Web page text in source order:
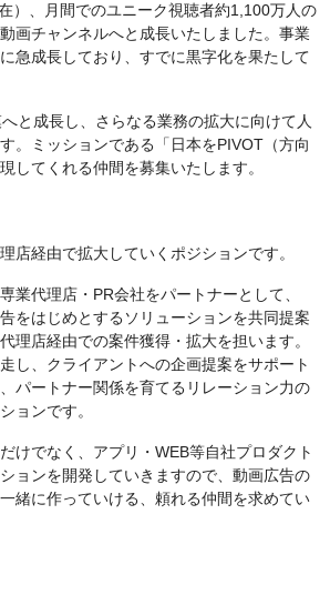
）、月間でのユニーク視聴者約1,100万人の
画チャンネルへと成長いたしました。事業
急成長しており、すでに黒字化を果たして
と成長し、さらなる業務の拡大に向けて人
。ミッションである「日本をPIVOT（方向
してくれる仲間を募集いたします。
店経由で拡大していくポジションです。
業代理店・PR会社をパートナーとして、
をはじめとするソリューションを共同提案
理店経由での案件獲得・拡大を担います。
し、クライアントへの企画提案をサポート
パートナー関係を育てるリレーション力の
ョンです。
けでなく、アプリ・WEB等自社プロダクト
ョンを開発していきますので、動画広告の
緒に作っていける、頼れる仲間を求めてい